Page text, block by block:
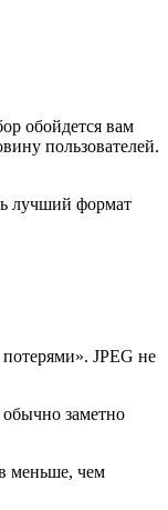
обойдется вам
пользователей.
лучший формат
JPEG не
заметно
меньше, чем